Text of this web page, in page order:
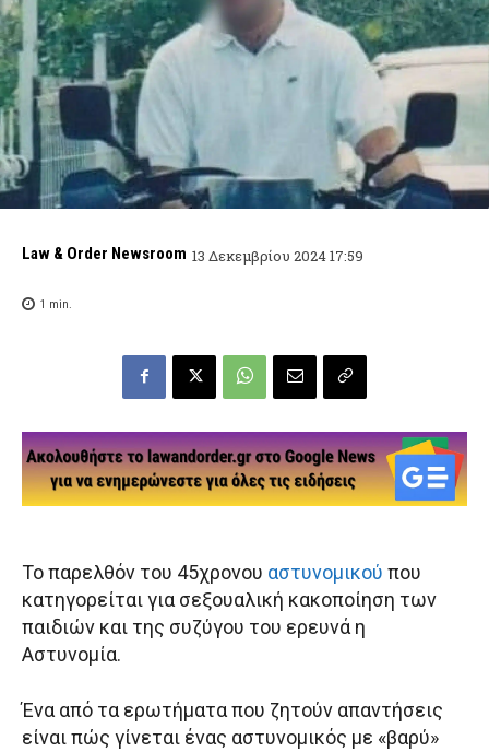
Law & Order Newsroom 13 Δεκεμβρίου 2024 17:59
1 min.
Το παρελθόν του 45χρονου αστυνομικού που
κατηγορείται για σεξουαλική κακοποίηση των
παιδιών και της συζύγου του ερευνά η
Αστυνομία.
Ένα από τα ερωτήματα που ζητούν απαντήσεις
είναι πώς γίνεται ένας αστυνομικός με «βαρύ»